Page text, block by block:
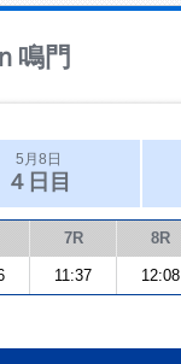
鳴門
5月8日
４日目
7R 8R
11:37 12:08